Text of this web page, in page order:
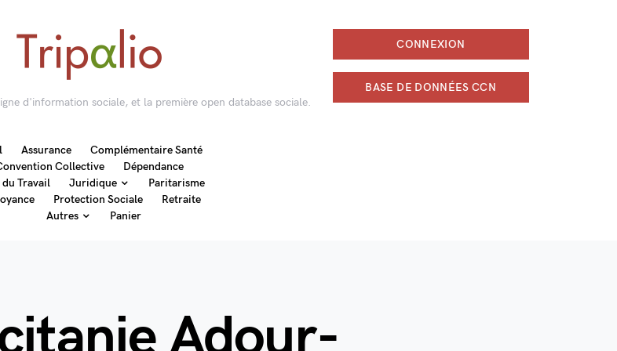
d'information sociale, et la première open database sociale.
CONNEXION
BASE DE DONNÉES CCN
Assurance
Complémentaire Santé
Collective
Dépendance
Travail
Juridique
Paritarisme
Protection Sociale
Retraite
Autres
Panier